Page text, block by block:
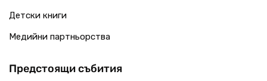
Детски книги
Медийни партньорства
Предстоящи събития